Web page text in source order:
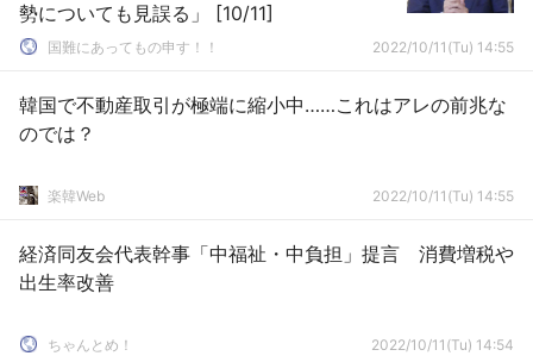
勢についても見誤る」 [10/11]
国難にあってもの申す！！ 2022/10/11(Tu) 14:55
韓国で不動産取引が極端に縮小中……これはアレの前兆な
のでは？
楽韓Web 2022/10/11(Tu) 14:55
経済同友会代表幹事「中福祉・中負担」提言 消費増税や
出生率改善
ちゃんとめ！ 2022/10/11(Tu) 14:54